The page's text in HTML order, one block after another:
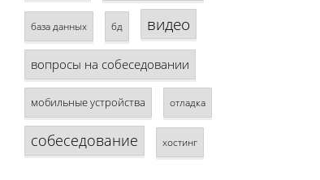
база данных бд видео
вопросы на собеседовании
мобильные устройства отладка
собеседование хостинг